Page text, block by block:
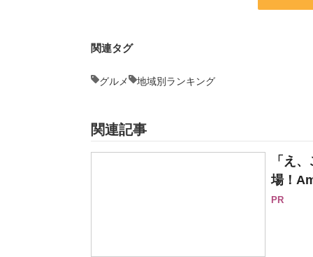
関連タグ
グルメ 地域別ランキング
関連記事
「え
場！
PR